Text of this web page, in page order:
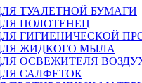
ТУАЛЕТНОЙ БУМАГИ
ПОЛОТЕНЕЦ
ГИГИЕНИЧЕСКОЙ
ЖИДКОГО МЫЛА
ОСВЕЖИТЕЛЯ
САЛФЕТОК